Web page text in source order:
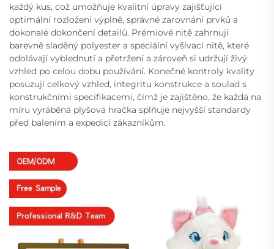
každý kus, což umožňuje kvalitní úpravy zajišťující
optimální rozložení výplně, správné zarovnání prvků a
dokonalé dokončení detailů. Prémiové nitě zahrnují
barevně sladěný polyester a speciální vyšívací nitě, které
odolávají vyblednutí a přetržení a zároveň si udržují živý
vzhled po celou dobu používání. Konečné kontroly kvality
posuzují celkový vzhled, integritu konstrukce a soulad s
konstrukčními specifikacemi, čímž je zajištěno, že každá na
míru vyráběná plyšová hračka splňuje nejvyšší standardy
před balením a expedicí zákazníkům.